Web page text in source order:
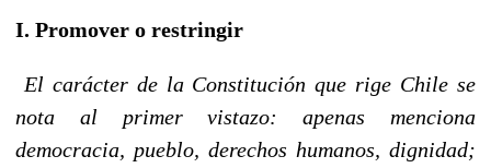
I. Promover o restringir
El carácter de la Constitución que rige Chile se
nota al primer vistazo: apenas menciona
democracia, pueblo, derechos humanos, dignidad;